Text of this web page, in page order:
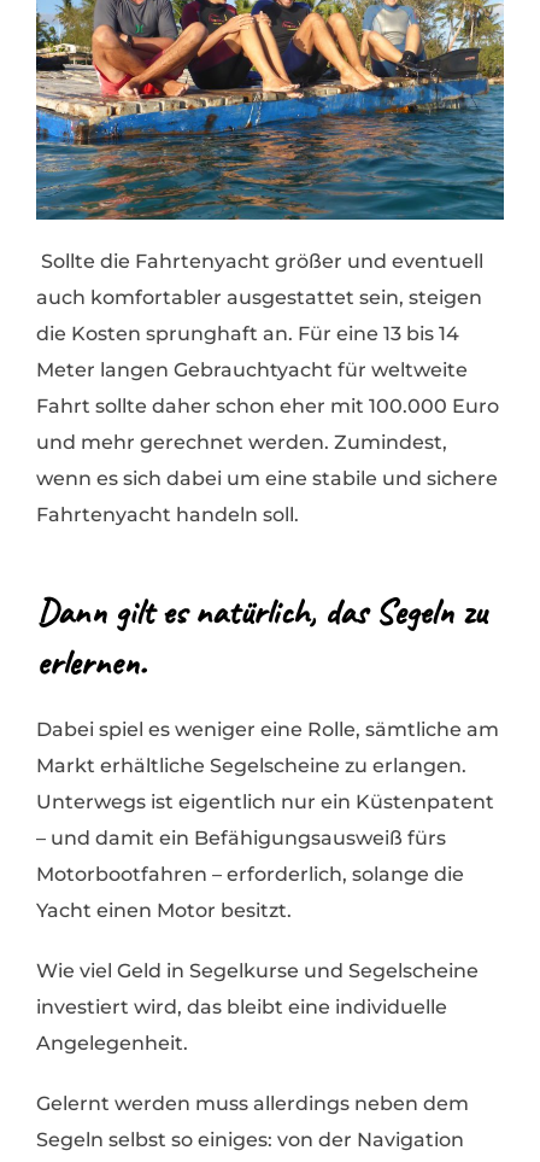
Sollte die Fahrtenyacht größer und eventuell
auch komfortabler ausgestattet sein, steigen
die Kosten sprunghaft an. Für eine 13 bis 14
Meter langen Gebrauchtyacht für weltweite
Fahrt sollte daher schon eher mit 100.000 Euro
und mehr gerechnet werden. Zumindest,
wenn es sich dabei um eine stabile und sichere
Fahrtenyacht handeln soll.
Dann gilt es natürlich, das Segeln zu
erlernen.
Dabei spiel es weniger eine Rolle, sämtliche am
Markt erhältliche Segelscheine zu erlangen.
Unterwegs ist eigentlich nur ein Küstenpatent
– und damit ein Befähigungsausweiß fürs
Motorbootfahren – erforderlich, solange die
Yacht einen Motor besitzt.
Wie viel Geld in Segelkurse und Segelscheine
investiert wird, das bleibt eine individuelle
Angelegenheit.
Gelernt werden muss allerdings neben dem
Segeln selbst so einiges: von der Navigation